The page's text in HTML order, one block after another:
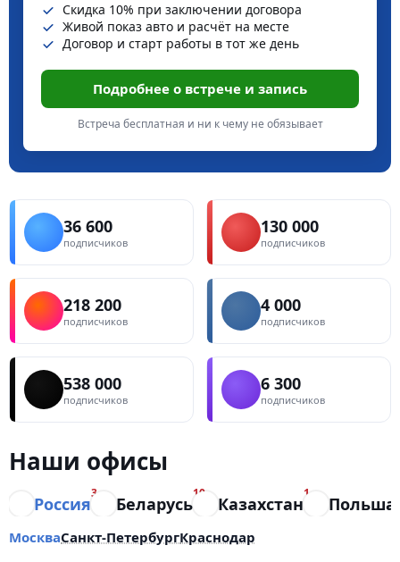
Скидка 10% при заключении договора
Живой показ авто и расчёт на месте
Договор и старт работы в тот же день
Подробнее о встрече и запись
Встреча бесплатная и ни к чему не обязывает
36 600
подписчиков
130 000
подписчиков
218 200
подписчиков
4 000
подписчиков
538 000
подписчиков
6 300
подписчиков
Наши офисы
Россия
3
Беларусь
10
Казахстан
1
Польша
МоскваСанкт-ПетербургКраснодар